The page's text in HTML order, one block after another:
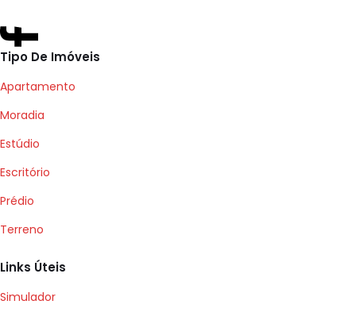
Tipo De Imóveis
Apartamento
Moradia
Estúdio
Escritório
Prédio
Terreno
Links Úteis
Simulador